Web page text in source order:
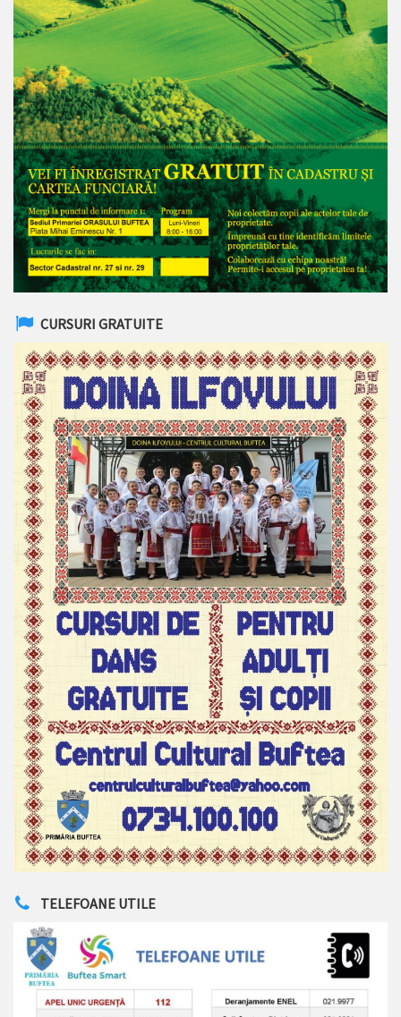
CURSURI GRATUITE
TELEFOANE UTILE